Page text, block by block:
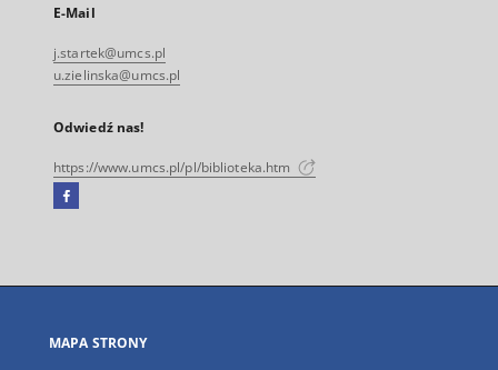
E-Mail
j.startek@umcs.pl
u.zielinska@umcs.pl
Odwiedź nas!
https://www.umcs.pl/pl/biblioteka.htm
Facebook
się
karcie
MAPA STRONY